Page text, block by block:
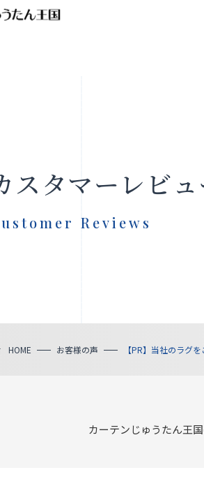
製品をさがす
スタマーレビュ
Reviews
HOME お客様の声 【PR】当社のラグ
カーテンじゅうたん王